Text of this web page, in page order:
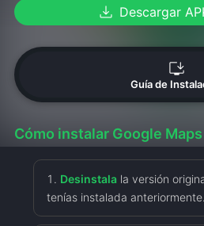
download Descargar
install_desktop
Guía de
Cómo instalar Google
Desinstalala versión
tenías instalada anteriormente.